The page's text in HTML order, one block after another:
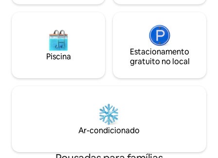
trilhas. Você não vai encontrar isso em
anos e as paredes originais de tijolos que
resistiram ao teste do tempo. Uma vista
de nove janelas com vista para a nossa
imaculada prefeitura com a estátua da
Lincoln. (Lincoln anunciou sua
provavelmente atravessou a rua e
entrou em nosso prédio, pois era um
loft da rua por teclado e há uma
elevador (grande porta de aço) para
parece estar a
Piscina
Estacionamento
gratuito no local
Ar-condicionado